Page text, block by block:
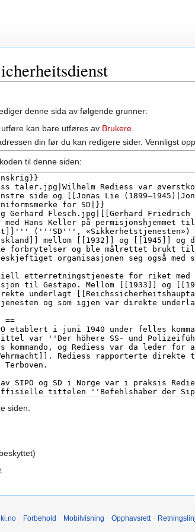
denne sida av følgende grunner:
kan bare utføres av Brukere
din før du kan redigere sider. Vennligst
til denne siden:
siden:
.
Forbehold Mobilvisning Opphavsrett